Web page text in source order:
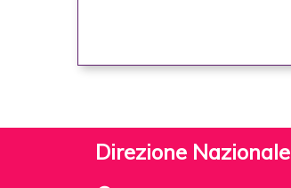
Direzione Nazionale